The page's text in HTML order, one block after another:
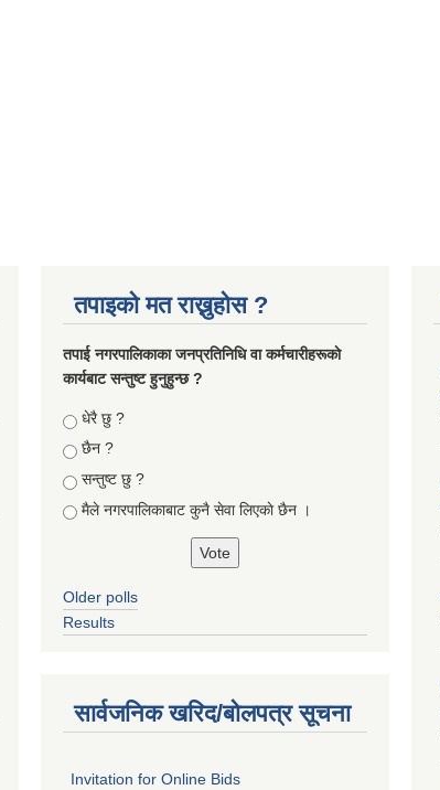
तपाइको मत राख्नुहोस ?
तपा‌ई नगरपालिकाका जनप्रतिनिधि वा कर्मचारीहरूकाे
कार्यबाट सन्तुष्ट हुनुहुन्छ ?
Choices
धेरै छु ?
छैन ?
सन्तुष्ट छु ?
मैले नगरपालिकाबाट कुनै सेवा लिएकाे छैन ।
Older polls
Results
सार्वजनिक खरिद/बोलपत्र सूचना
Invitation for Online Bids